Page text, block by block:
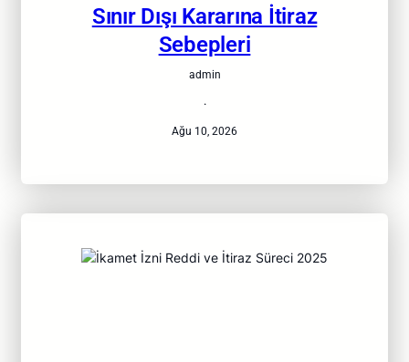
Sınır Dışı Kararına İtiraz
Sebepleri
admin
·
Ağu 10, 2026